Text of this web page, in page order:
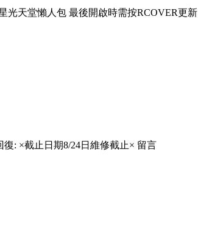
光天堂懶人包 最後開啟時需按RCOVER更新
: ×截止日期8/24日維修截止× 留言